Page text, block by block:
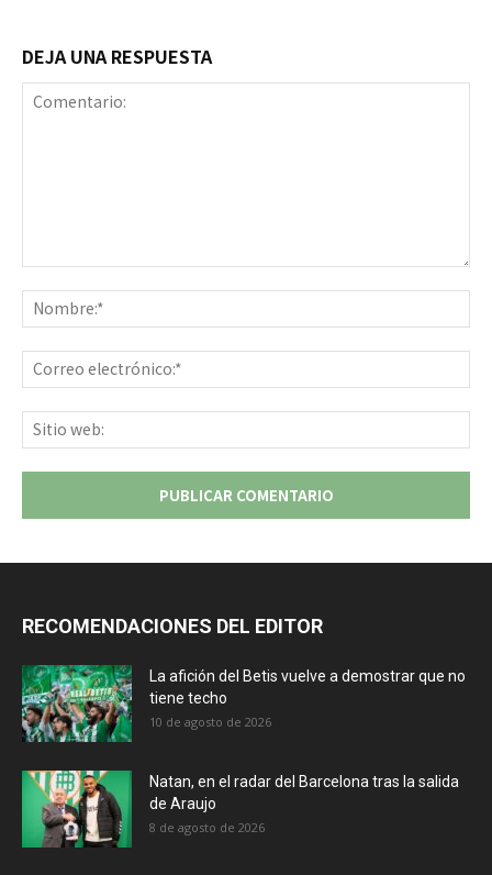
DEJA UNA RESPUESTA
RECOMENDACIONES DEL EDITOR
La afición del Betis vuelve a demostrar que no
tiene techo
10 de agosto de 2026
Natan, en el radar del Barcelona tras la salida
de Araujo
8 de agosto de 2026